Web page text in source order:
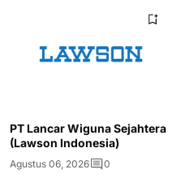
PT Lancar Wiguna Sejahtera
(Lawson Indonesia)
Agustus 06, 2026 0